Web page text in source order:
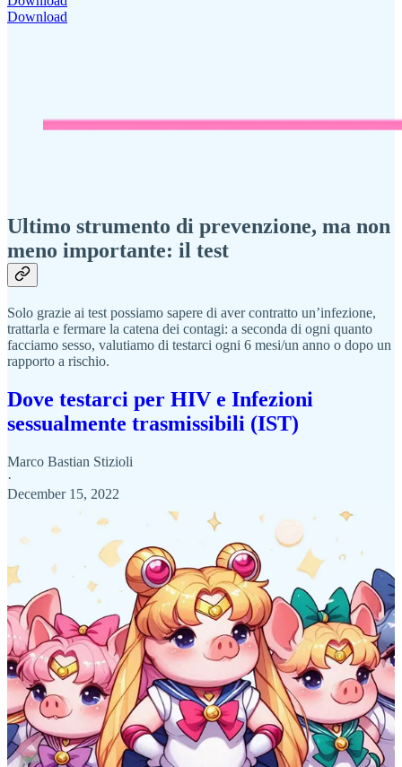
Download
Ultimo strumento di prevenzione, ma non
meno importante: il test
Solo grazie ai test possiamo sapere di aver contratto un’infezione,
trattarla e fermare la catena dei contagi: a seconda di ogni quanto
facciamo sesso, valutiamo di testarci ogni 6 mesi/un anno o dopo un
rapporto a rischio.
Dove testarci per HIV e Infezioni
sessualmente trasmissibili (IST)
Marco Bastian Stizioli
·
December 15, 2022